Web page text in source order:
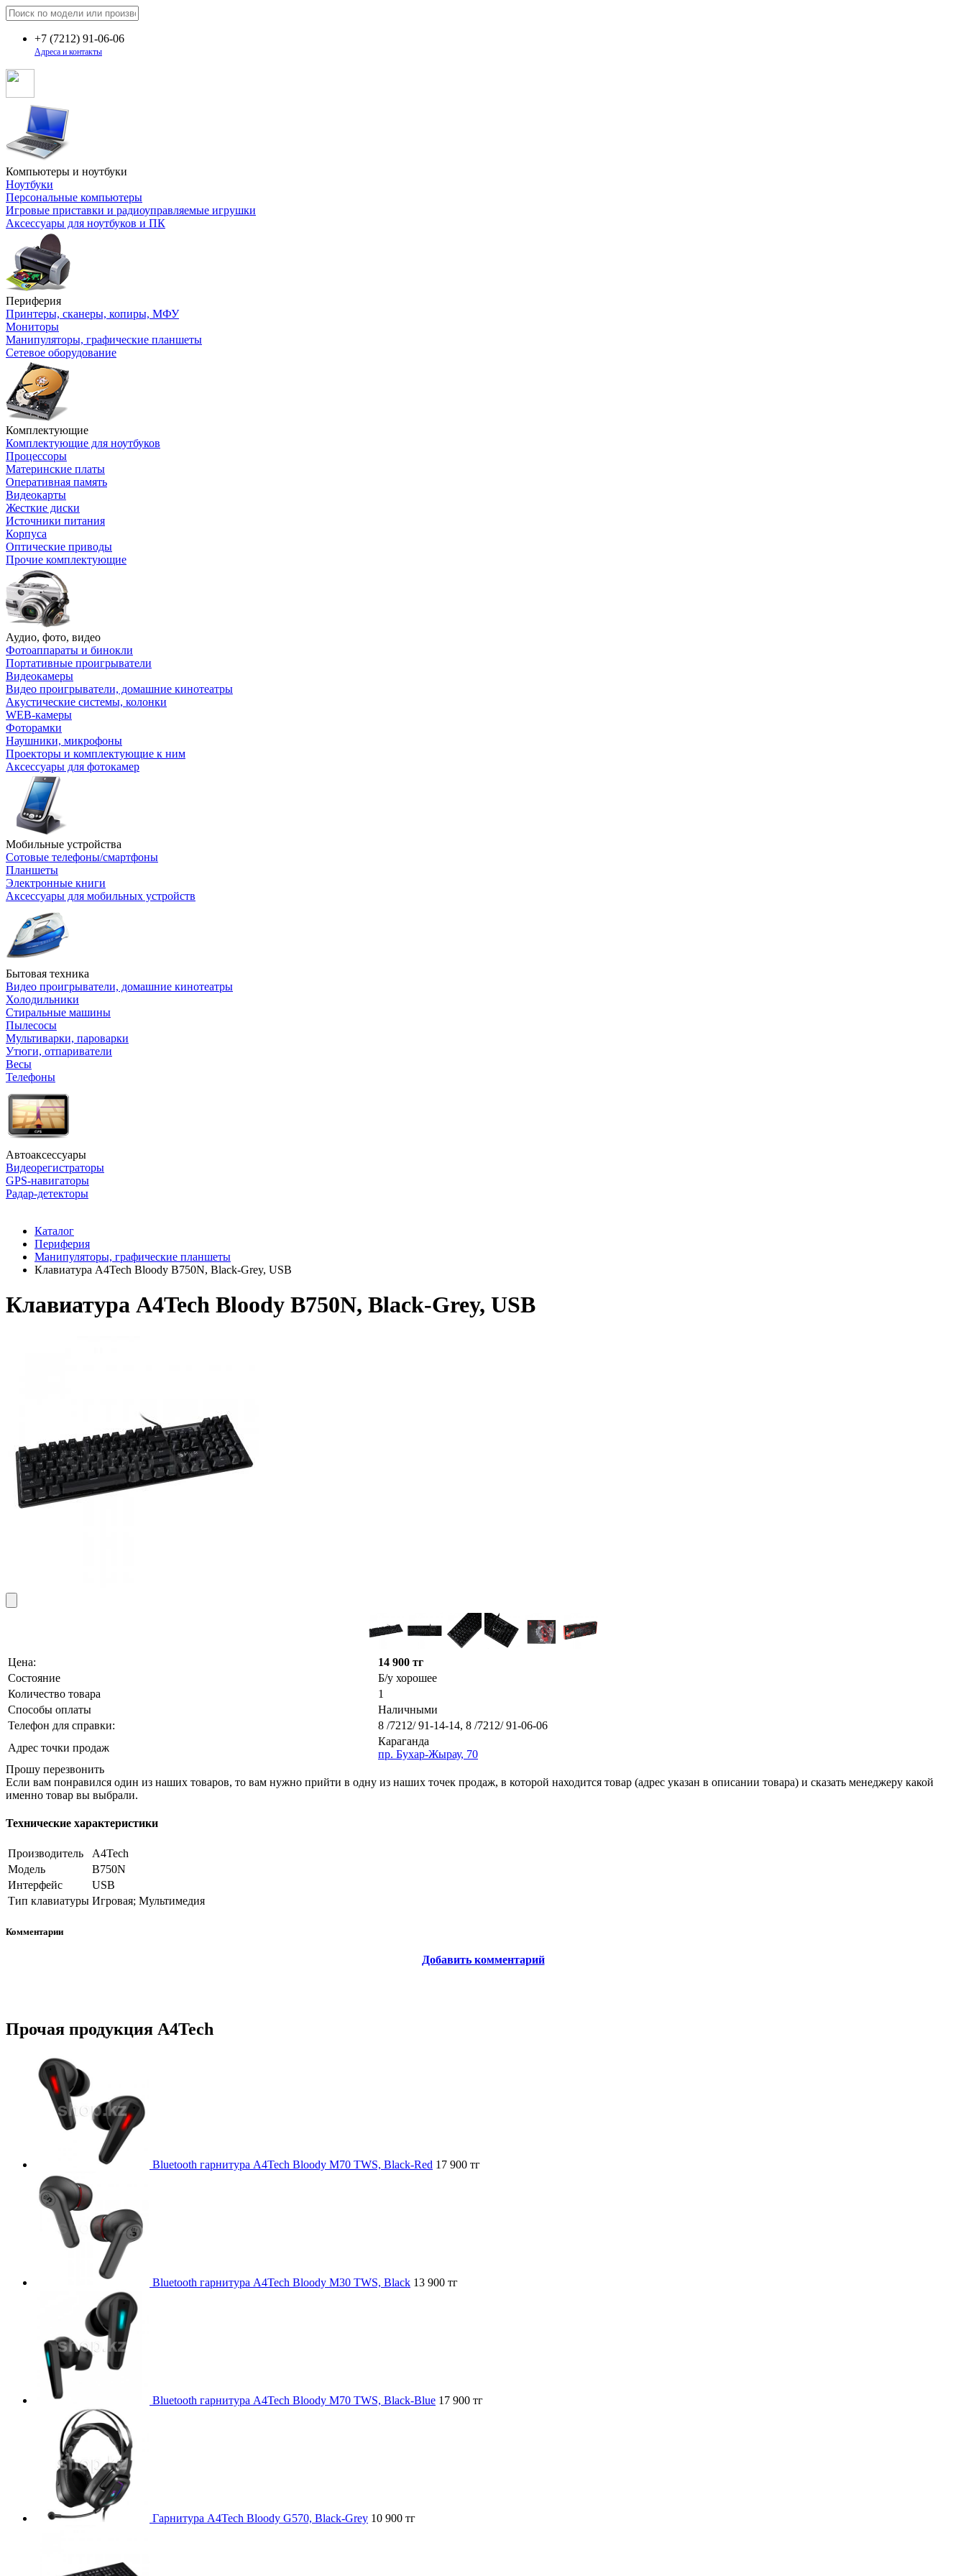
+7 (7212) 91-06-06
Адреса и контакты
Компьютеры и ноутбуки
Ноутбуки
Персональные компьютеры
Игровые приставки и радиоуправляемые игрушки
Аксессуары для ноутбуков и ПК
Периферия
Принтеры, сканеры, копиры, МФУ
Мониторы
Манипуляторы, графические планшеты
Сетевое оборудование
Комплектующие
Комплектующие для ноутбуков
Процессоры
Материнские платы
Оперативная память
Видеокарты
Жесткие диски
Источники питания
Корпуса
Оптические приводы
Прочие комплектующие
Аудио, фото, видео
Фотоаппараты и бинокли
Портативные проигрыватели
Видеокамеры
Видео проигрыватели, домашние кинотеатры
Акустические системы, колонки
WEB-камеры
Фоторамки
Наушники, микрофоны
Проекторы и комплектующие к ним
Аксессуары для фотокамер
Мобильные устройства
Сотовые телефоны/смартфоны
Планшеты
Электронные книги
Аксессуары для мобильных устройств
Бытовая техника
Видео проигрыватели, домашние кинотеатры
Холодильники
Стиральные машины
Пылесосы
Мультиварки, пароварки
Утюги, отпариватели
Весы
Телефоны
Автоаксессуары
Видеорегистраторы
GPS-навигаторы
Радар-детекторы
Каталог
Периферия
Манипуляторы, графические планшеты
Клавиатура A4Tech Bloody B750N, Black-Grey, USB
Клавиатура A4Tech Bloody B750N, Black-Grey, USB
Цена:
14 900 тг
Состояние
Б/у хорошее
Количество товара
1
Способы оплаты
Наличными
Телефон для справки:
8 /7212/ 91-14-14, 8 /7212/ 91-06-06
Адрес точки продаж
Караганда
пр. Бухар-Жырау, 70
Прошу перезвонить
Если вам понравился один из наших товаров, то вам нужно прийти в одну из наших точек продаж, в которой находится товар (адрес указан в описании товара) и сказать менеджеру какой
именно товар вы выбрали.
Технические характеристики
Производитель
A4Tech
Модель
B750N
Интерфейс
USB
Тип клавиатуры Игровая; Мультимедия
Комментарии
Добавить комментарий
Прочая продукция A4Tech
Bluetooth гарнитура A4Tech Bloody M70 TWS, Black-Red 17 900 тг
Bluetooth гарнитура A4Tech Bloody M30 TWS, Black 13 900 тг
Bluetooth гарнитура A4Tech Bloody M70 TWS, Black-Blue 17 900 тг
Гарнитура A4Tech Bloody G570, Black-Grey 10 900 тг